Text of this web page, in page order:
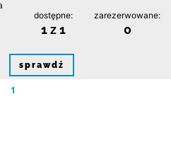
dostępne:
1 z 1
zarezerwowane:
0
sprawdź
1